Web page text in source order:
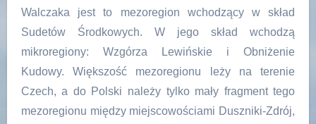
Walczaka jest to mezoregion wchodzący w skład
Sudetów Środkowych. W jego skład wchodzą
mikroregiony: Wzgórza Lewińskie i Obniżenie
Kudowy. Większość mezoregionu leży na terenie
Czech, a do Polski należy tylko mały fragment tego
mezoregionu między miejscowościami Duszniki-Zdrój,